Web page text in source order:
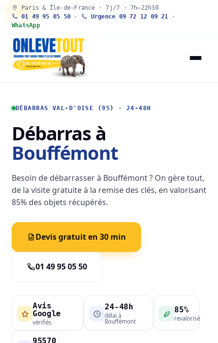
Paris & Île-de-France · 7j/7 · 7h–22h30
01 49 95 05 50 · Urgence 09 72 12 09 21 ·
WhatsApp
DÉBARRAS VAL-D'OISE (95) · 24-48H
Débarras à
Bouffémont
Besoin de débarrasser à Bouffémont ? On gère tout,
de la visite gratuite à la remise des clés, en valorisant
85% des objets récupérés.
Devis gratuit en 30 min
01 49 95 05 50
Avis
Google
vérifiés
24-48h
délai à
Bouffémont
85%
revalorisé
95570
30 SEC